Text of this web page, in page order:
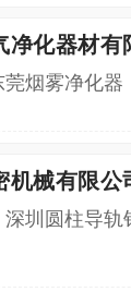
净化器材有
烟雾净化器
机械有限公
圳圆柱导轨